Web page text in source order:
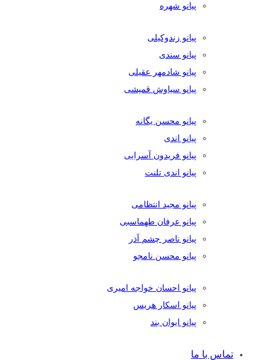
پیانو شهره
پیانو زندوکیلی
پیانو سندی
پیانو شادمهر عقیلی
پیانو سیاوش قمیشی
پیانو محسن یگانه
پیانو اندی
پیانو فریدون آسرایی
پیانو اندی تلنت
پیانو مجید انتظامی
پیانو عرفان طهماسبی
پیانو ناصر چشم آذر
پیانو محسن نامجو
پیانو احسان خواجه امیری
پیانو اسکار هریس
پیانو ایوان بند
تماس با ما